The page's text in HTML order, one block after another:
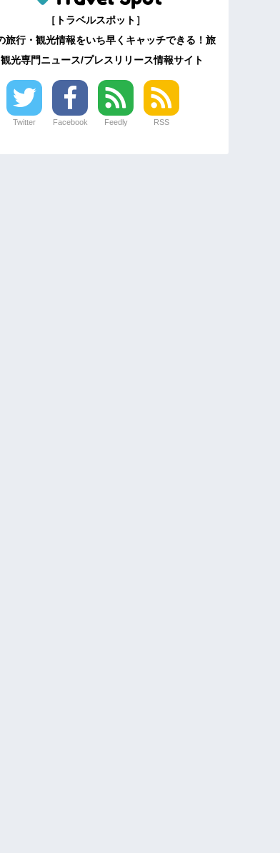
［トラベルスポット］
旅行・観光情報をいち早くキャッチできる！旅
光専門ニュース/プレスリリース情報サイト
Twitter Facebook Feedly RSS